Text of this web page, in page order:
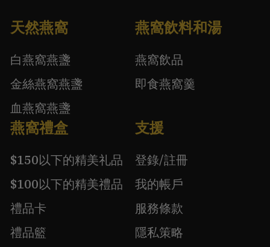
天然燕窩
白燕窩燕盞
金絲燕窩燕盞
血燕窩燕盞
燕窩飲料和湯
燕窩飲品
即食燕窩羹
燕窩禮盒
$150以下的精美礼品
$100以下的精美禮品
禮品卡
禮品籃
支援
登錄/註冊
我的帳戶
服務條款
隱私策略